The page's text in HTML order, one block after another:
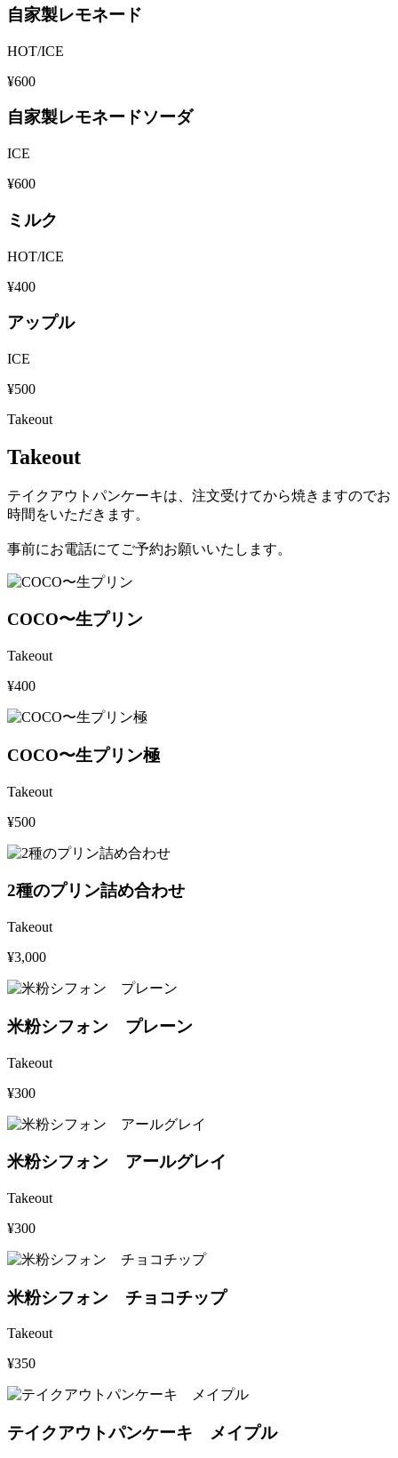
自家製レモネード
HOT/ICE
¥600
自家製レモネードソーダ
ICE
¥600
ミルク
HOT/ICE
¥400
アップル
ICE
¥500
Takeout
Takeout
テイクアウトパンケーキは、注文受けてから焼きますのでお
時間をいただきます。
事前にお電話にてご予約お願いいたします。
COCO〜生プリン
Takeout
¥400
COCO〜生プリン極
Takeout
¥500
2種のプリン詰め合わせ
Takeout
¥3,000
米粉シフォン プレーン
Takeout
¥300
米粉シフォン アールグレイ
Takeout
¥300
米粉シフォン チョコチップ
Takeout
¥350
テイクアウトパンケーキ メイプル